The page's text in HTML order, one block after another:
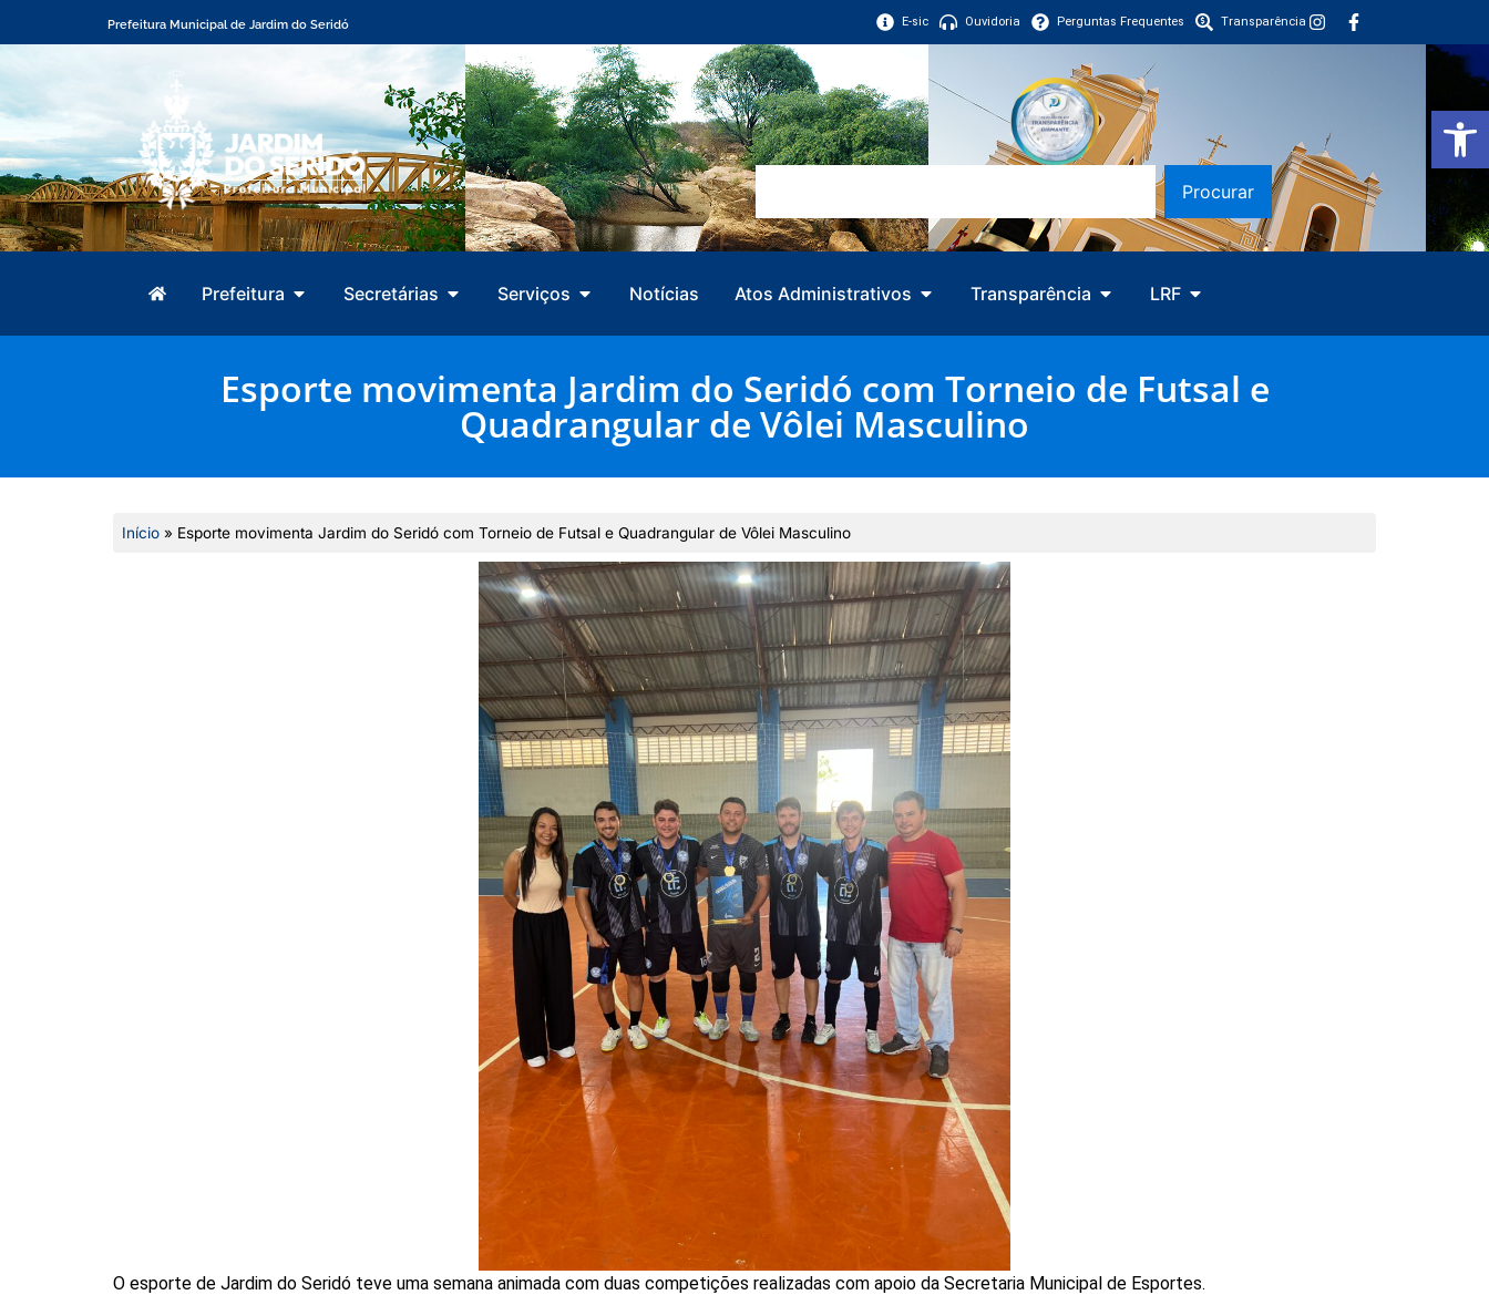
Barra de
Prefeitura Municipal de Jardim do Seridó E-sic Ouvidoria Perguntas Frequentes Transparência
Procurar
Prefeitura Secretárias Serviços Notícias Atos Administrativos Transparência LRF
Esporte movimenta Jardim do Seridó com Torneio de Futsal e
Quadrangular de Vôlei Masculino
Início » Esporte movimenta Jardim do Seridó com Torneio de Futsal e Quadrangular de Vôlei Masculino
O esporte de Jardim do Seridó teve uma semana animada com duas competições realizadas com apoio da Secretaria Municipal de Esportes.